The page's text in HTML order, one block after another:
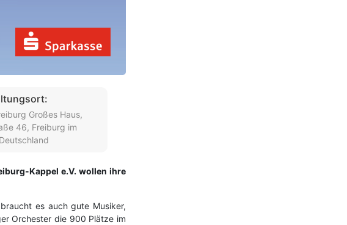
Großes Haus,
46, Freiburg im
Kappel e.V. wollen ihre
es auch gute Musiker,
Orchester die 900 Plätze im